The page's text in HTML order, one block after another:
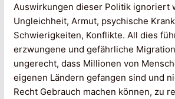
Auswirkungen dieser Politik ignoriert
Ungleichheit, Armut, psychische
Schwierigkeiten, Konflikte. All dies
erzwungene und gefährliche
ungerecht, dass Millionen von
eigenen Ländern gefangen sind und
Recht Gebrauch machen können, zu